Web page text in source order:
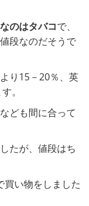
のはタバコで、
段なのだそうで
り15－20％、英
。
ども間に合って
たが、値段はち
買い物をしました